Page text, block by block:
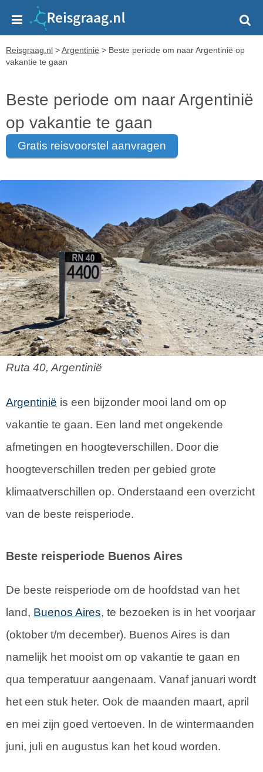
Reisgraag.nl >Argentinië > Beste periode om naar Argentinië op
vakantie te gaan
Beste periode om naar Argentinië
op vakantie te gaan
gratis reisvoorstel aanvragen
Ruta 40, Argentinië
Argentinië is een bijzonder mooi land om op
vakantie te gaan. Een land met ongekende
afmetingen en hoogteverschillen. Door die
hoogteverschillen treden per gebied grote
klimaatverschillen op. Onderstaand een overzicht
van de beste reisperiode.
Beste reisperiode Buenos Aires
De beste reisperiode om de hoofdstad van het
land, Buenos Aires, te bezoeken is in het voorjaar
(oktober t/m december). Buenos Aires is dan
namelijk het mooist om op vakantie te gaan en
qua temperatuur aangenaam. Vanaf januari wordt
het een stuk heter. Ook de maanden maart, april
en mei zijn goed vertoeven. In de wintermaanden
juni, juli en augustus kan het koud worden.